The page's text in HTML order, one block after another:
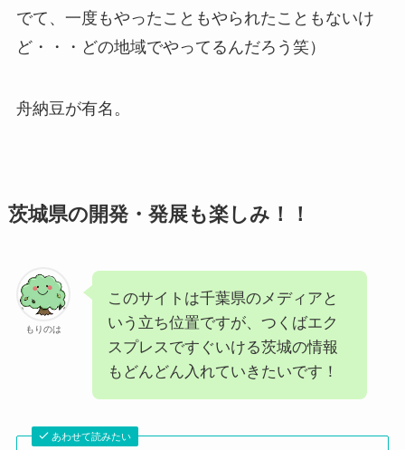
でて、一度もやったこともやられたこともないけ
ど・・・どの地域でやってるんだろう笑）
舟納豆が有名。
茨城県の開発・発展も楽しみ！！
もりのは
このサイトは千葉県のメディアと
いう立ち位置ですが、つくばエク
スプレスですぐいける茨城の情報
もどんどん入れていきたいです！
あわせて読みたい